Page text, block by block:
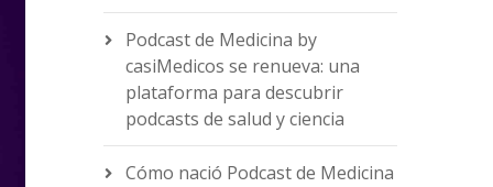
Podcast de Medicina by
casiMedicos se renueva: una
plataforma para descubrir
podcasts de salud y ciencia
Cómo nació Podcast de Medicina